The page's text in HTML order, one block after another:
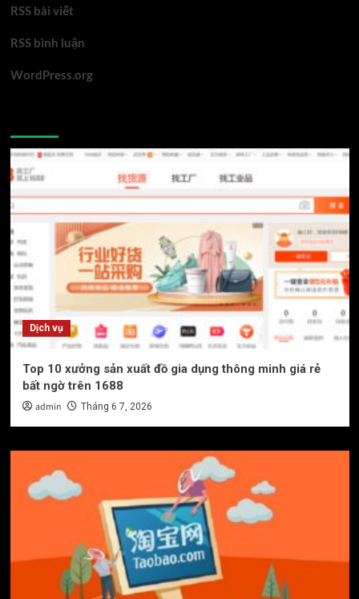
RSS bài viết
RSS bình luận
WordPress.org
Dịch vụ
Top 10 xưởng sản xuất đồ gia dụng thông minh giá rẻ
bất ngờ trên 1688
admin Tháng 6 7, 2026